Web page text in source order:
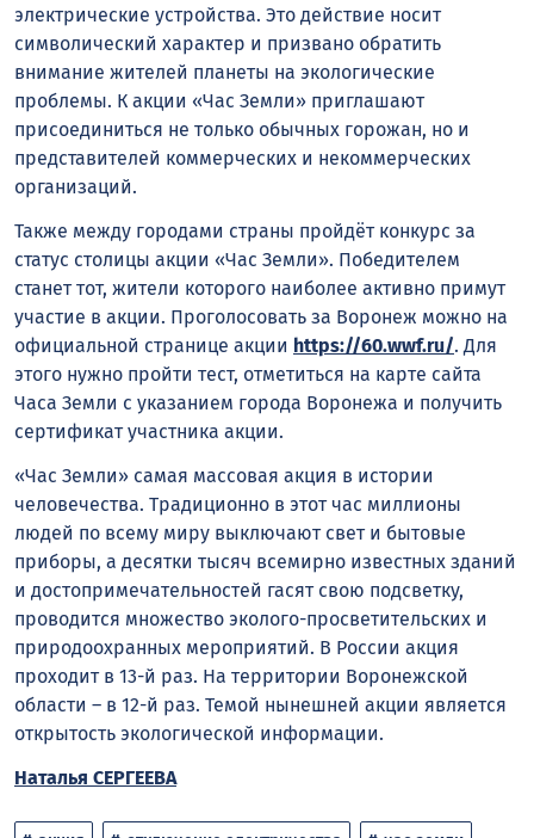
электрические устройства. Это действие носит
символический характер и призвано обратить
внимание жителей планеты на экологические
проблемы. К акции «Час Земли» приглашают
присоединиться не только обычных горожан, но и
представителей коммерческих и некоммерческих
организаций.
Также между городами страны пройдёт конкурс за
статус столицы акции «Час Земли». Победителем
станет тот, жители которого наиболее активно примут
участие в акции. Проголосовать за Воронеж можно на
официальной странице акции https://60.wwf.ru/. Для
этого нужно пройти тест, отметиться на карте сайта
Часа Земли с указанием города Воронежа и получить
сертификат участника акции.
«Час Земли» самая массовая акция в истории
человечества. Традиционно в этот час миллионы
людей по всему миру выключают свет и бытовые
приборы, а десятки тысяч всемирно известных зданий
и достопримечательностей гасят свою подсветку,
проводится множество эколого-просветительских и
природоохранных мероприятий. В России акция
проходит в 13-й раз. На территории Воронежской
области – в 12-й раз. Темой нынешней акции является
открытость экологической информации.
Наталья СЕРГЕЕВА